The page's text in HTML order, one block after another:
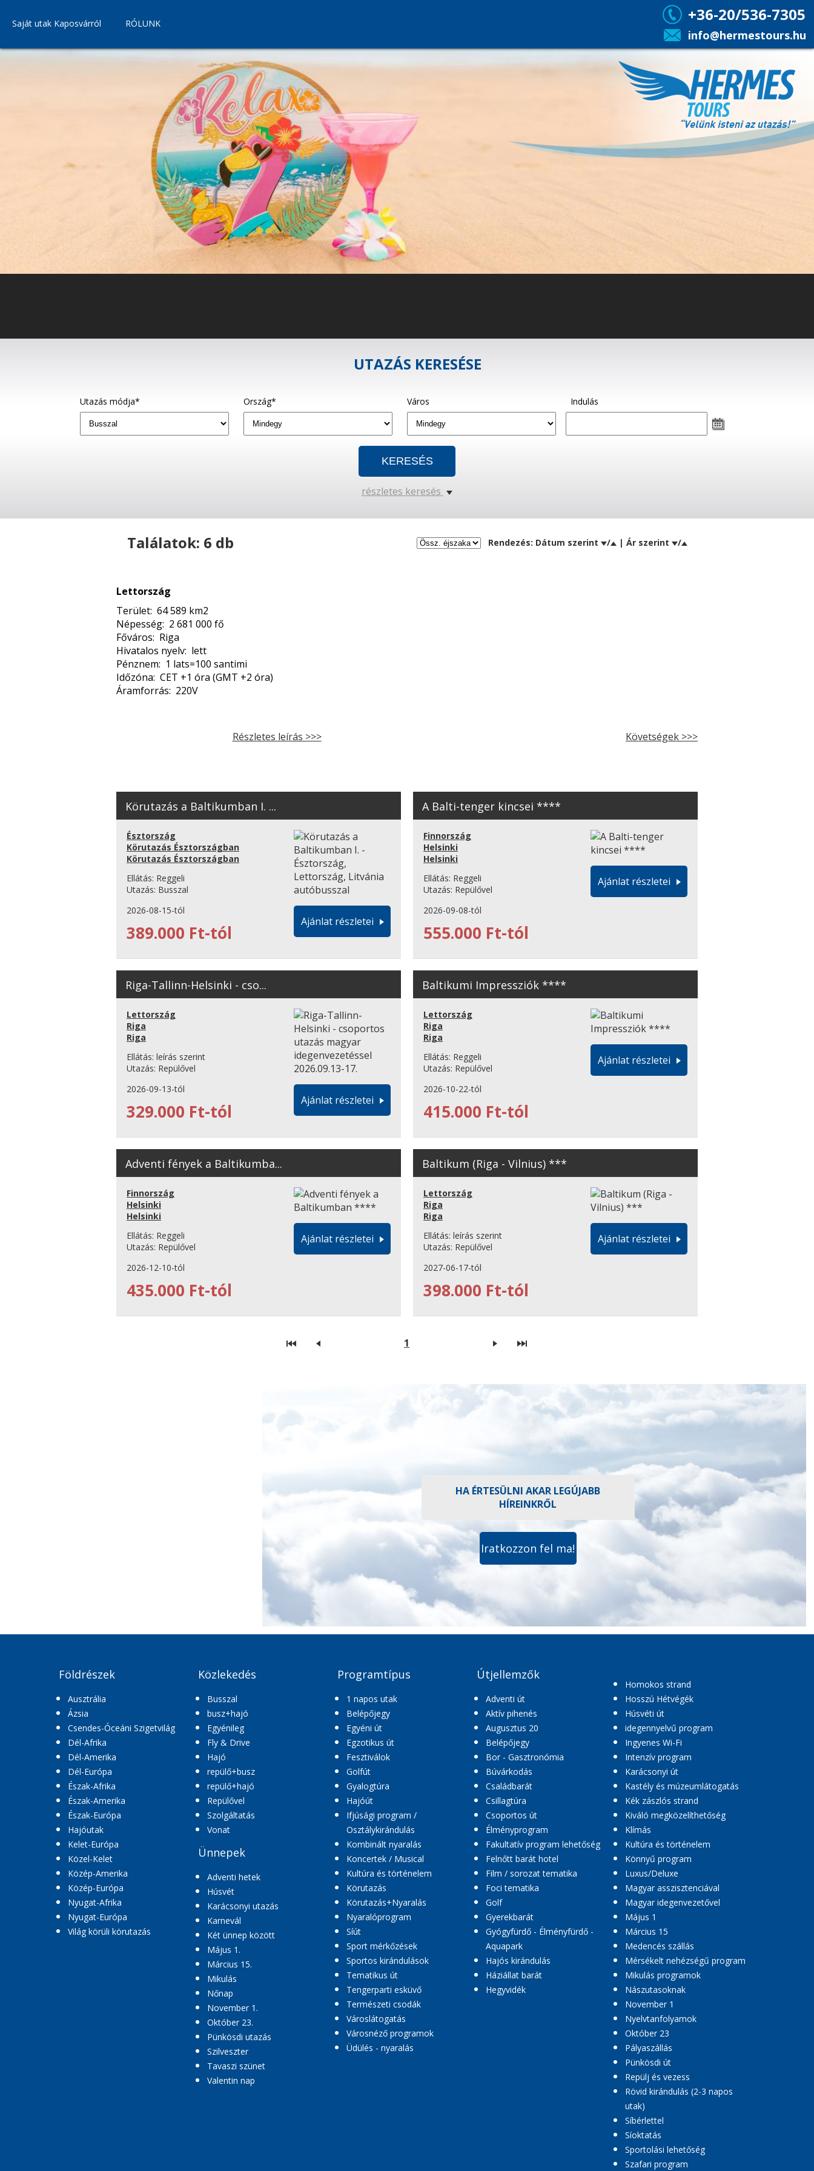
Saját utak Kaposvárról RÓLUNK +36-20/536-7305
info@hermestours.hu
UTAZÁS KERESÉSE
Utazás módja* Ország* Város Indulás
részletes keresés
Találatok: 6 db Rendezés: Dátum szerint / | Ár szerint /
Lettország
Terület: 64 589 km2
Népesség: 2 681 000 fő
Főváros: Riga
Hivatalos nyelv: lett
Pénznem: 1 lats=100 santimi
Időzóna: CET +1 óra (GMT +2 óra)
Áramforrás: 220V
Részletes leírás >>> Követségek >>>
Körutazás a Baltikumban I. ...
Észtország
Körutazás Észtországban
Körutazás Észtországban
Ellátás: Reggeli
Utazás: Busszal
2026-08-15-tól
389.000 Ft-tól
Ajánlat részletei
A Balti-tenger kincsei ****
Finnország
Helsinki
Helsinki
Ellátás: Reggeli
Utazás: Repülővel
2026-09-08-tól
555.000 Ft-tól
Ajánlat részletei
Riga-Tallinn-Helsinki - cso...
Lettország
Riga
Riga
Ellátás: leírás szerint
Utazás: Repülővel
2026-09-13-tól
329.000 Ft-tól
Ajánlat részletei
Baltikumi Impressziók ****
Lettország
Riga
Riga
Ellátás: Reggeli
Utazás: Repülővel
2026-10-22-tól
415.000 Ft-tól
Ajánlat részletei
Adventi fények a Baltikumba...
Finnország
Helsinki
Helsinki
Ellátás: Reggeli
Utazás: Repülővel
2026-12-10-tól
435.000 Ft-tól
Ajánlat részletei
Baltikum (Riga - Vilnius) ***
Lettország
Riga
Riga
Ellátás: leírás szerint
Utazás: Repülővel
2027-06-17-tól
398.000 Ft-tól
Ajánlat részletei
1
HA ÉRTESÜLNI AKAR LEGÚJABB
HÍREINKRŐL
Iratkozzon fel ma!
Földrészek
Ausztrália
Ázsia
Csendes-Óceáni Szigetvilág
Dél-Afrika
Dél-Amerika
Dél-Európa
Észak-Afrika
Észak-Amerika
Észak-Európa
Hajóutak
Kelet-Európa
Közel-Kelet
Közép-Amerika
Közép-Európa
Nyugat-Afrika
Nyugat-Európa
Világ körüli körutazás
Közlekedés
Busszal
busz+hajó
Egyénileg
Fly & Drive
Hajó
repülő+busz
repülő+hajó
Repülővel
Szolgáltatás
Vonat
Ünnepek
Adventi hetek
Húsvét
Karácsonyi utazás
Karnevál
Két ünnep között
Május 1.
Március 15.
Mikulás
Nőnap
November 1.
Október 23.
Pünkösdi utazás
Szilveszter
Tavaszi szünet
Valentin nap
Programtípus
1 napos utak
Belépőjegy
Egyéni út
Egzotikus út
Fesztiválok
Golfút
Gyalogtúra
Hajóút
Ifjúsági program /
Osztálykirándulás
Kombinált nyaralás
Koncertek / Musical
Kultúra és történelem
Körutazás
Körutazás+Nyaralás
Nyaralóprogram
Síút
Sport mérkőzések
Sportos kirándulások
Tematikus út
Tengerparti esküvő
Természeti csodák
Városlátogatás
Városnéző programok
Üdülés - nyaralás
Útjellemzők
Adventi út
Aktív pihenés
Augusztus 20
Belépőjegy
Bor - Gasztronómia
Búvárkodás
Családbarát
Csillagtúra
Csoportos út
Élményprogram
Fakultatív program lehetőség
Felnőtt barát hotel
Film / sorozat tematika
Foci tematika
Golf
Gyerekbarát
Gyógyfürdő - Élményfürdő -
Aquapark
Hajós kirándulás
Háziállat barát
Hegyvidék
Homokos strand
Hosszú Hétvégék
Húsvéti út
idegennyelvű program
Ingyenes Wi-Fi
Intenzív program
Karácsonyi út
Kastély és múzeumlátogatás
Kék zászlós strand
Kiváló megközelíthetőség
Klímás
Kultúra és történelem
Könnyű program
Luxus/Deluxe
Magyar asszisztenciával
Magyar idegenvezetővel
Május 1
Március 15
Medencés szállás
Mérsékelt nehézségű program
Mikulás programok
Nászutasoknak
November 1
Nyelvtanfolyamok
Október 23
Pályaszállás
Pünkösdi út
Repülj és vezess
Rövid kirándulás (2-3 napos
utak)
Síbérlettel
Síoktatás
Sportolási lehetőség
Szafari program